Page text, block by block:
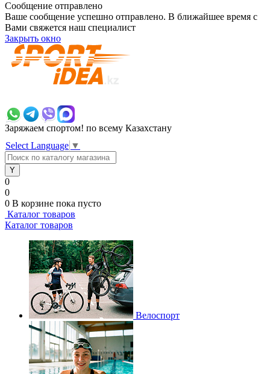
Сообщение отправлено
Ваше сообщение успешно отправлено. В ближайшее время с
Вами свяжется наш специалист
Закрыть окно
Заряжаем спортом! по всему Казахстану
Select Language ▼
0
0
0 В корзине пока пусто
Каталог товаров
Каталог товаров
Велоспорт